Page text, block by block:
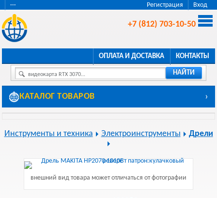
Регистрация Вход
···
+7 (812) 703-10-50
ОПЛАТА И ДОСТАВКА КОНТАКТЫ
видеокарта RTX 3070... НАЙТИ
КАТАЛОГ ТОВАРОВ ›
Инструменты и техника Электроинструменты Дрели
внешний вид товара может отличаться от фотографии